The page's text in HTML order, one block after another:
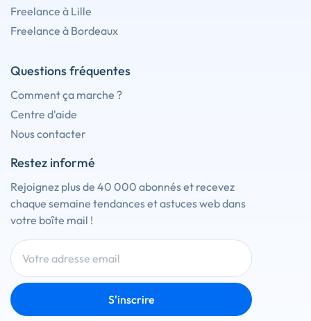
Freelance à Lille
Freelance à Bordeaux
Questions fréquentes
Comment ça marche ?
Centre d'aide
Nous contacter
Restez informé
Rejoignez plus de 40 000 abonnés et recevez
chaque semaine tendances et astuces web dans
votre boîte mail !
S'inscrire